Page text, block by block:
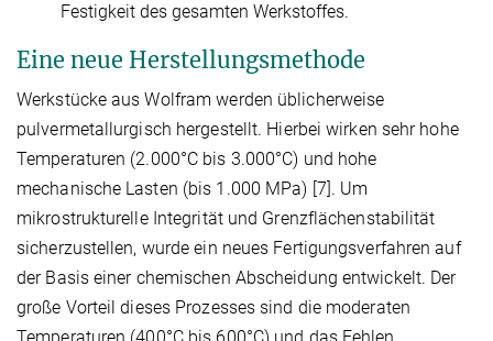
Festigkeit des gesamten Werkstoffes.
Eine neue Herstellungsmethode
Werkstücke aus Wolfram werden üblicherweise
pulvermetallurgisch hergestellt. Hierbei wirken sehr hohe
Temperaturen (2.000°C bis 3.000°C) und hohe
mechanische Lasten (bis 1.000 MPa) [7]. Um
mikrostrukturelle Integrität und Grenzflächenstabilität
sicherzustellen, wurde ein neues Fertigungsverfahren auf
der Basis einer chemischen Abscheidung entwickelt. Der
große Vorteil dieses Prozesses sind die moderaten